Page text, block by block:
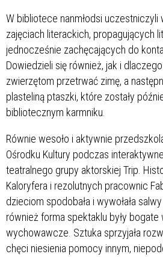
W bibliotece nanmłodsi
zajęciach literackich, propagujących
jednocześnie zachęcających do
Dowiedzieli się również, jak i
zwierzętom przetrwać zimę, a
plasteliną ptaszki, które zostały
bibliotecznym karmniku.
Równie wesoło i aktywnie
Ośrodku Kultury podczas
teatralnego grupy aktorskiej Trip.
Kaloryfera i rezolutnych pracownic
dzieciom spodobała i wywołała
również forma spektaklu były bogate
wychowawcze. Sztuka sprzyjała
chęci niesienia pomocy innym,